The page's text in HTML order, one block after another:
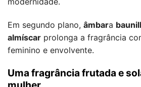
Em segundo plano, âmbara
almíscar prolonga a fragrância
feminino e envolvente.
Uma fragrância frutada e